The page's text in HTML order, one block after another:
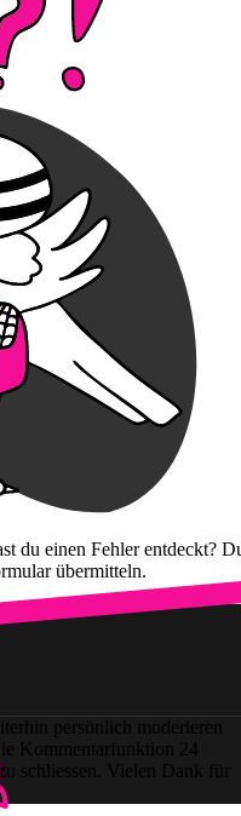
du einen Fehler entdeckt?
übermitteln.
persönlich moderieren
Kommentarfunktion 24
schliessen. Vielen Dank für